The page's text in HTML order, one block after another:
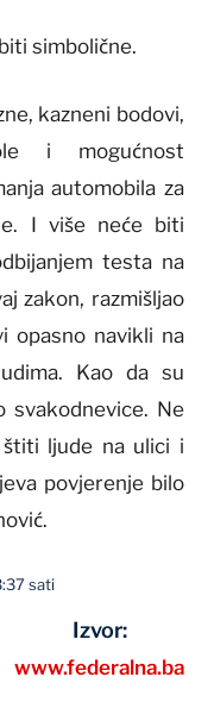
simbolične.
kazneni bodovi,
i mogućnost
automobila za
I više neće biti
testa na
zakon, razmišljao
opasno navikli na
Kao da su
svakodnevice. Ne
ljude na ulici i
povjerenje bilo
sati
Izvor:
www.federalna.ba